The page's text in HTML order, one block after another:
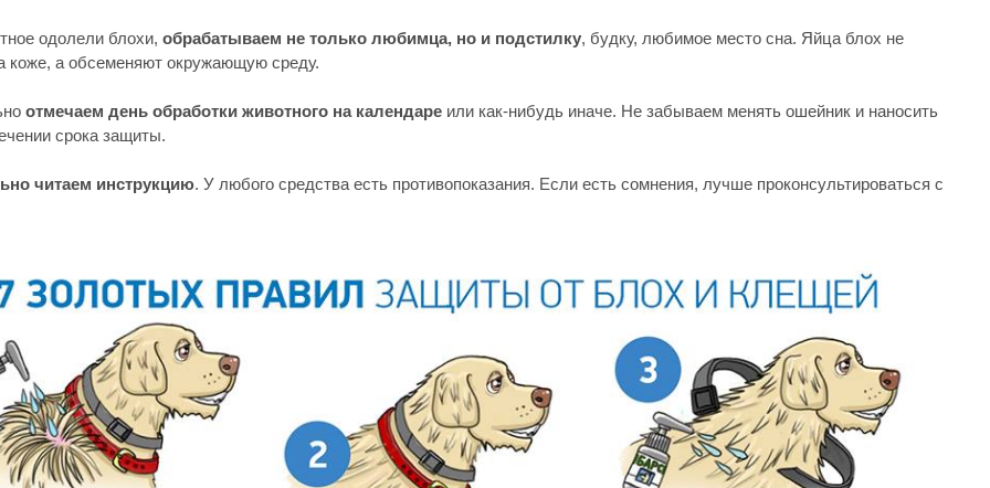
одолели блохи, обрабатываем не только любимца, но и подстилку, будку, любимое место сна. Яйца блох не
коже, а обсеменяют окружающую среду.
отмечаем день обработки животного на календареили как-нибудь иначе. Не забываем менять ошейник и наносить
срока защиты.
читаем инструкцию. У любого средства есть противопоказания. Если есть сомнения, лучше проконсультироваться с